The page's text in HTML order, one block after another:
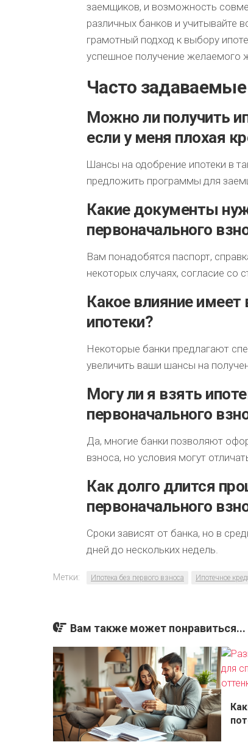
заемщиков, и возможность
различных банков и учитывайте
грамотный подход к выбору
успешное получение желаемого
Часто
Можно ли получить
если у меня плохая
Шансы на одобрение ипотеки в
предложить программы для
Какие документы
первоначального
Вам понадобятся паспорт,
некоторых случаях, согласие со
Какое влияние
ипотеки?
Некоторые банки предлагают
увеличить ваши шансы на
Могу ли я взять
первоначального
Да, многие банки позволяют
взноса, но условия могут
Как долго длится
первоначального
Сроки зависят от банка, но в
дней до нескольких недель.
Метки: Ипотека без первого взноса Ипотечное
Вам также может понравиться...